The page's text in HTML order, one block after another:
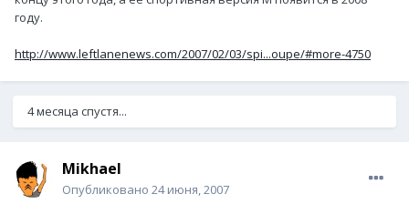
году.
http://www.leftlanenews.com/2007/02/03/spi...oupe/#more-4750
4 месяца спустя...
Mikhael
Опубликовано 24 июня, 2007